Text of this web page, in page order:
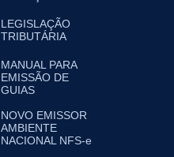
LEGISLAÇÃO
TRIBUTÁRIA
MANUAL PARA
EMISSÃO DE
GUIAS
NOVO EMISSOR
AMBIENTE
NACIONAL NFS-e